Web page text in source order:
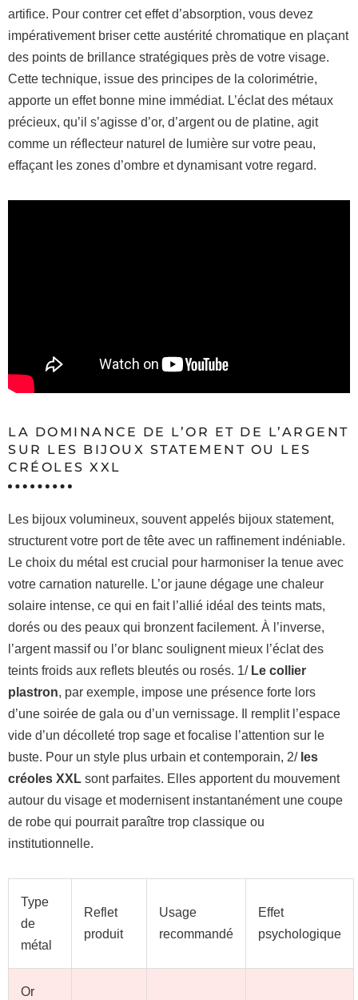
artifice. Pour contrer cet effet d’absorption, vous devez
impérativement briser cette austérité chromatique en plaçant
des points de brillance stratégiques près de votre visage.
Cette technique, issue des principes de la colorimétrie,
apporte un effet bonne mine immédiat. L’éclat des métaux
précieux, qu’il s’agisse d’or, d’argent ou de platine, agit
comme un réflecteur naturel de lumière sur votre peau,
effaçant les zones d’ombre et dynamisant votre regard.
LA DOMINANCE DE L’OR ET DE L’ARGENT
SUR LES BIJOUX STATEMENT OU LES
CRÉOLES XXL
Les bijoux volumineux, souvent appelés bijoux statement,
structurent votre port de tête avec un raffinement indéniable.
Le choix du métal est crucial pour harmoniser la tenue avec
votre carnation naturelle. L’or jaune dégage une chaleur
solaire intense, ce qui en fait l’allié idéal des teints mats,
dorés ou des peaux qui bronzent facilement. À l’inverse,
l’argent massif ou l’or blanc soulignent mieux l’éclat des
teints froids aux reflets bleutés ou rosés. 1/ Le collier
plastron, par exemple, impose une présence forte lors
d’une soirée de gala ou d’un vernissage. Il remplit l’espace
vide d’un décolleté trop sage et focalise l’attention sur le
buste. Pour un style plus urbain et contemporain, 2/ les
créoles XXL sont parfaites. Elles apportent du mouvement
autour du visage et modernisent instantanément une coupe
de robe qui pourrait paraître trop classique ou
institutionnelle.
Type
de
métal
Reflet
produit
Usage
recommandé
Effet
psychologique
Or